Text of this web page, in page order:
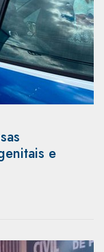
e